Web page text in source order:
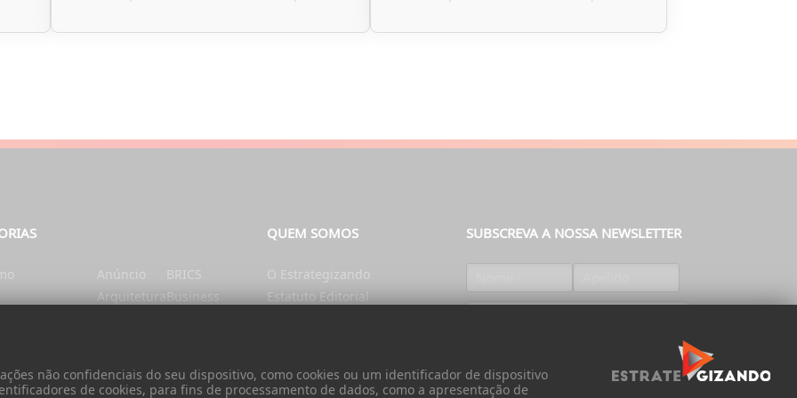
não confidenciais do seu dispositivo, como cookies ou um identificador de dispositivo
de cookies, para fins de processamento de dados, como a apresentação de
Anúncio
Arquitetura
BRICS
Business
Cidadania
QUEM SOMOS
O Estrategizando
Estatuto Editorial
SUBSCREVA A NOSSA NEWSLETTER
SUBSCREVER